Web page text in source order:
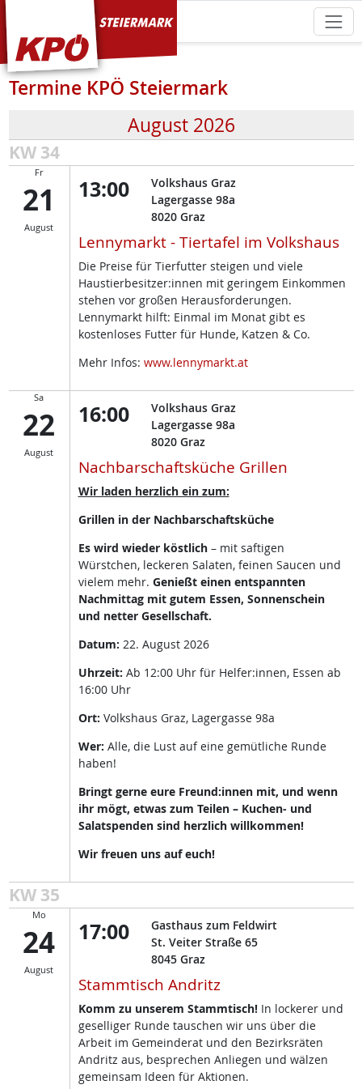
KPÖ Steiermark
Termine KPÖ Steiermark
August 2026
KW 34
Fr
21
August
13:00
Volkshaus Graz
Lagergasse 98a
8020 Graz
Lennymarkt - Tiertafel im Volkshaus
Die Preise für Tierfutter steigen und viele
Haustierbesitzer:innen mit geringem Einkommen
stehen vor großen Herausforderungen.
Lennymarkt hilft: Einmal im Monat gibt es
kostenloses Futter für Hunde, Katzen & Co.
Mehr Infos: www.lennymarkt.at
Sa
22
August
16:00
Volkshaus Graz
Lagergasse 98a
8020 Graz
Nachbarschaftsküche Grillen
Wir laden herzlich ein zum:
Grillen in der Nachbarschaftsküche
Es wird wieder köstlich – mit saftigen
Würstchen, leckeren Salaten, feinen Saucen und
vielem mehr. Genießt einen entspannten
Nachmittag mit gutem Essen, Sonnenschein
und netter Gesellschaft.
Datum: 22. August 2026
Uhrzeit: Ab 12:00 Uhr für Helfer:innen, Essen ab
16:00 Uhr
Ort: Volkshaus Graz, Lagergasse 98a
Wer: Alle, die Lust auf eine gemütliche Runde
haben!
Bringt gerne eure Freund:innen mit, und wenn
ihr mögt, etwas zum Teilen – Kuchen- und
Salatspenden sind herzlich willkommen!
Wir freuen uns auf euch!
KW 35
Mo
24
August
17:00
Gasthaus zum Feldwirt
St. Veiter Straße 65
8045 Graz
Stammtisch Andritz
Komm zu unserem Stammtisch!In lockerer und
geselliger Runde tauschen wir uns über die
Arbeit im Gemeinderat und den Bezirksräten
Andritz aus, besprechen Anliegen und wälzen
gemeinsam Ideen für Aktionen.